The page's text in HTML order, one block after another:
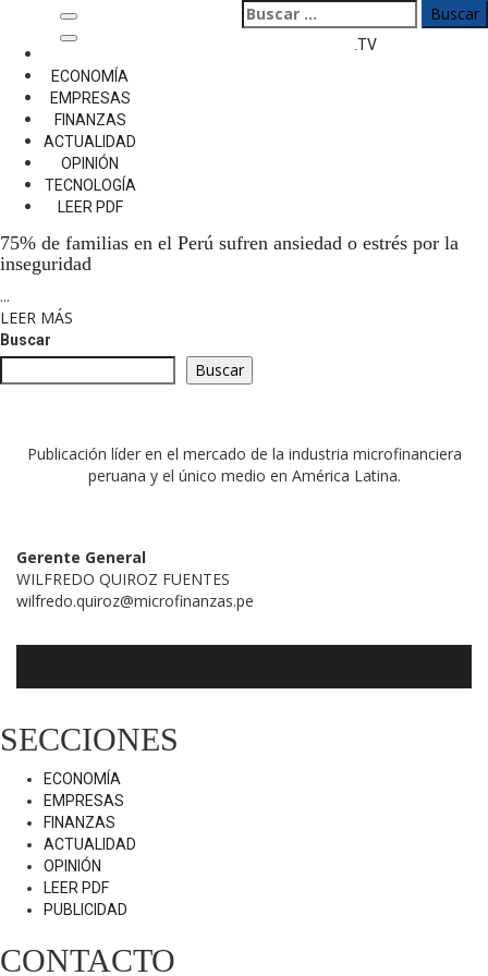
contenido
Menú
principal
ECONOMÍA
EMPRESAS
FINANZAS
ACTUALIDAD
OPINIÓN
TECNOLOGÍA
LEER PDF
Buscar:
.TV
Inicio
Familias en el Perú
Familias en el Perú
75% de familias en el Perú sufren ansiedad o estrés por la
inseguridad
75% de familias en el Perú sufren ansiedad o estrés por la
inseguridad
...
LEER MÁS
Buscar
Buscar
Publicación líder en el mercado de la industria microfinanciera
peruana y el único medio en América Latina.
Gerente General
WILFREDO QUIROZ FUENTES
wilfredo.quiroz@microfinanzas.pe
SECCIONES
ECONOMÍA
EMPRESAS
FINANZAS
ACTUALIDAD
OPINIÓN
LEER PDF
PUBLICIDAD
CONTACTO